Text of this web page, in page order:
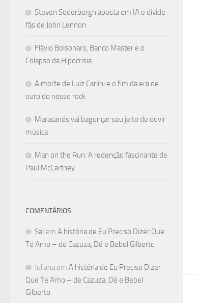
Steven Soderbergh aposta em IA e divide
fãs de John Lennon
Flávio Bolsonaro, Banco Master e o
Colapso da Hipocrisia
A morte de Luiz Carlini e o fim da era de
ouro do nosso rock
Maracanós vai bagunçar seu jeito de ouvir
música
Man on the Run: A redenção fascinante de
Paul McCartney
COMENTÁRIOS
Sal em A história de Eu Preciso Dizer Que
Te Amo – de Cazuza, Dé e Bebel Gilberto
Juliana em A história de Eu Preciso Dizer
Que Te Amo – de Cazuza, Dé e Bebel
Gilberto